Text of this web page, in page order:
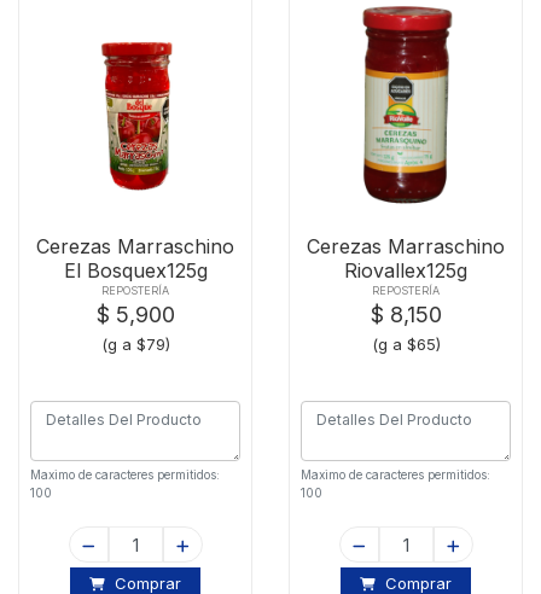
Cerezas Marraschino
El Bosquex125g
REPOSTERÍA
$ 5,900
(g a $79)
Maximo de caracteres permitidos:
100
Comprar
Cerezas Marraschino
Riovallex125g
REPOSTERÍA
$ 8,150
(g a $65)
Maximo de caracteres permitidos:
100
Comprar